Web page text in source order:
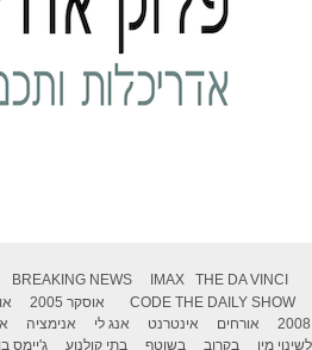
BREAKING NEWS IMAX
THE DA VINCI
CODE THE DAILY SHOW אוסקר 2005
2008
אורחים אינטרנט אנג לי אנימציה
לשינוי מין
בקרוב בשוטף בתי קולנוע ג'יימס